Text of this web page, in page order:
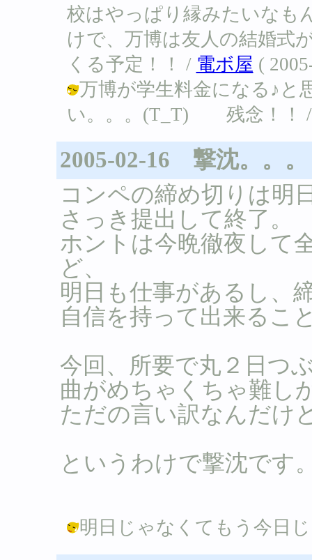
校はやっぱり縁みたいな
けで、万博は友人の結婚式
くる予定！！ / 電ボ屋 (
万博が学生料金になる♪と
い。。。(T_T) 残念！！ /
2005-02-16 撃沈。。。
コンペの締め切りは明
さっき提出して終了。
ホントは今晩徹夜して
ど、
明日も仕事があるし、
自信を持って出来るこ
今回、所要で丸２日つ
曲がめちゃくちゃ難し
ただの言い訳なんだけ
というわけで撃沈です
明日じゃなくてもう今日